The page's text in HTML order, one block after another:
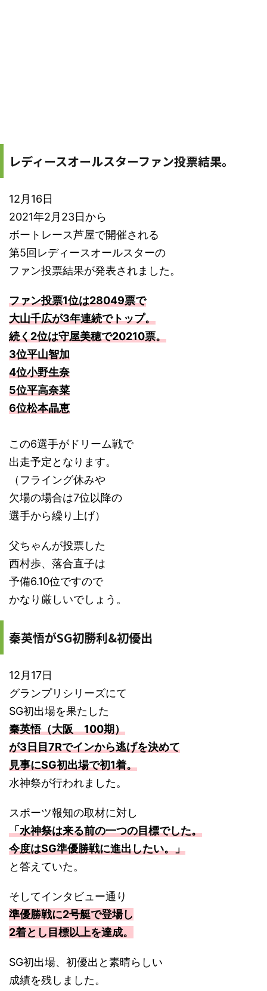
レディースオールスターファン投票結果。
12月16日
2021年2月23日から
ボートレース芦屋で開催される
第5回レディースオールスターの
ファン投票結果が発表されました。
ファン投票1位は28049票で
大山千広が3年連続でトップ。
続く2位は守屋美穂で20210票。
3位平山智加
4位小野生奈
5位平高奈菜
6位松本晶恵
この6選手がドリーム戦で
出走予定となります。
（フライング休みや
欠場の場合は7位以降の
選手から繰り上げ）
父ちゃんが投票した
西村歩、落合直子は
予備6.10位ですので
かなり厳しいでしょう。
秦英悟がSG初勝利&初優出
12月17日
グランプリシリーズにて
SG初出場を果たした
秦英悟（大阪 100期）
が3日目7Rでインから逃げを決めて
見事にSG初出場で初1着。
水神祭が行われました。
スポーツ報知の取材に対し
「水神祭は来る前の一つの目標でした。
今度はSG準優勝戦に進出したい。」
と答えていた。
そしてインタビュー通り
準優勝戦に2号艇で登場し
2着とし目標以上を達成。
SG初出場、初優出と素晴らしい
成績を残しました。